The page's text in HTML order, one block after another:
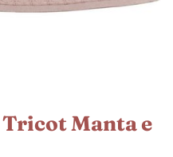
Manta e